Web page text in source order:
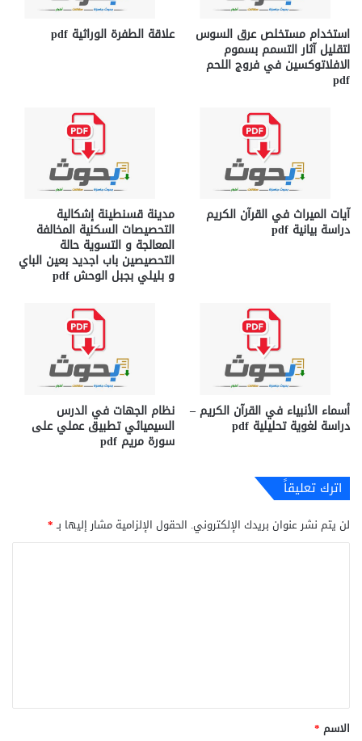
استخدام مستخلص عرق السوس
لتقليل آثار التسمم بسموم
الافلاتوكسين في فروج اللحم
pdf
علاقة الطفرة الوراثية pdf
آيات الميراث في القرآن الكريم
دراسة بيانية pdf
مدينة قسنطينة إشكالية
التحصيصات السكنية المخالفة
المعالجة و التسوية حالة
التحصيصين باب اجديد بعين الباي
و بليلي بجبل الوحش pdf
أسماء الأنبياء في القرآن الكريم –
دراسة لغوية تحليلية pdf
نظام الجهات في الدرس
السيميائي تطبيق عملي على
سورة مريم pdf
اترك تعليقاً
لن يتم نشر عنوان بريدك الإلكتروني. الحقول الإلزامية مشار إليها بـ*
*
الاسم *